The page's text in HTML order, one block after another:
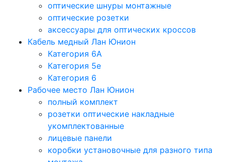
оптические шнуры монтажные
оптические розетки
аксессуары для оптических кроссов
Кабель медный Лан Юнион
Категория 6A
Категория 5e
Категория 6
Рабочее место Лан Юнион
полный комплект
розетки оптические накладные
укомплектованные
лицевые панели
коробки установочные для разного типа